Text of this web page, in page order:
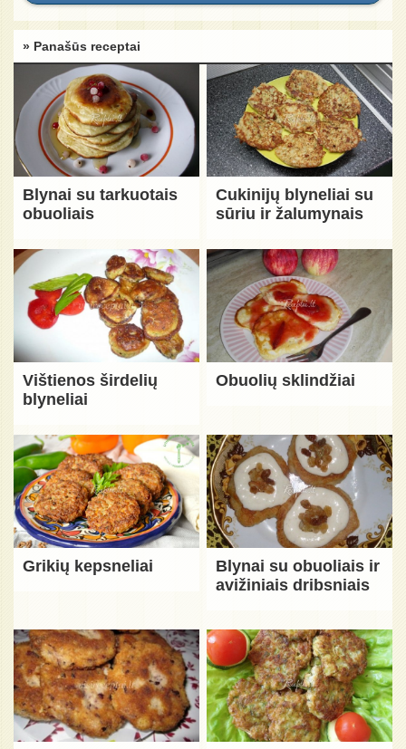
» Panašūs receptai
Blynai su tarkuotais
obuoliais
Cukinijų blyneliai su
sūriu ir žalumynais
Vištienos širdelių
blyneliai
Obuolių sklindžiai
Grikių kepsneliai
Blynai su obuoliais ir
avižiniais dribsniais